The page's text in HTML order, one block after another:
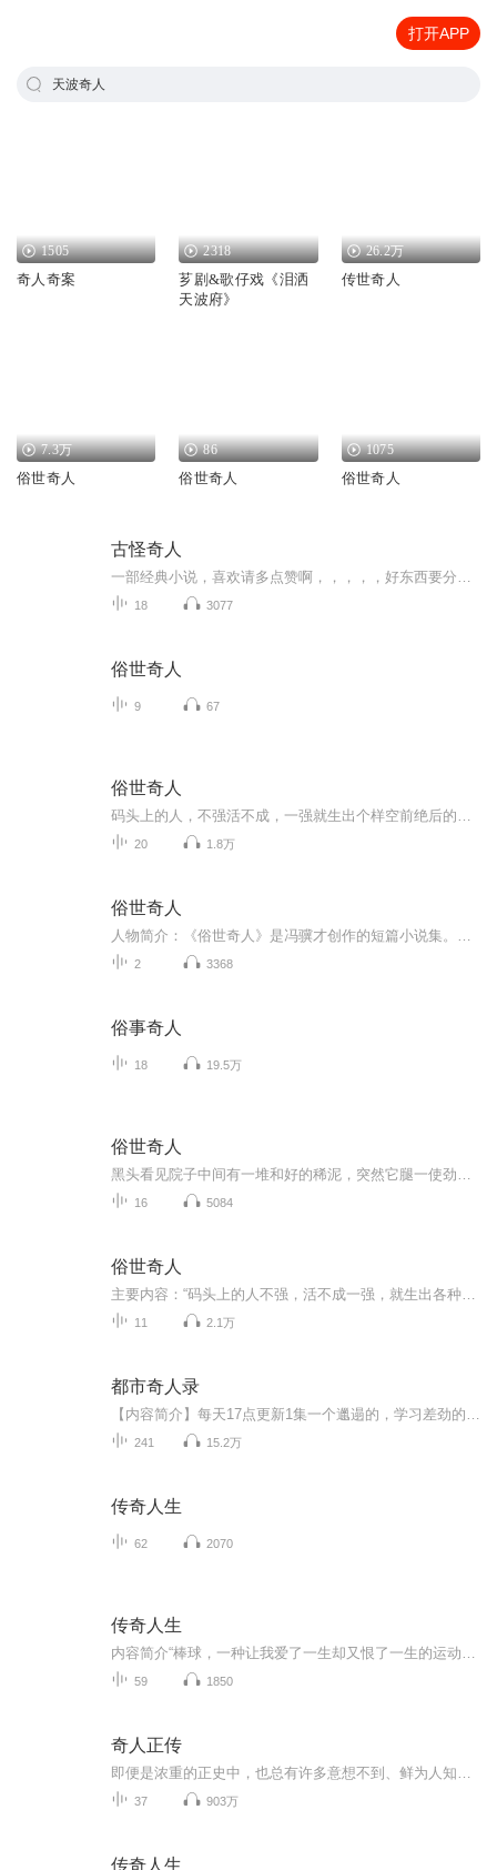
打开APP
天波奇人
1505
奇人奇案
2318
芗剧&歌仔戏《泪洒
天波府》
26.2万
传世奇人
7.3万
俗世奇人
86
俗世奇人
1075
俗世奇人
古怪奇人
18 3077
俗世奇人
9 67
俗世奇人
20 1.8万
俗世奇人
2 3368
俗事奇人
18 19.5万
俗世奇人
16 5084
俗世奇人
11 2.1万
都市奇人录
241 15.2万
传奇人生
62 2070
传奇人生
59 1850
奇人正传
37 903万
传奇人生